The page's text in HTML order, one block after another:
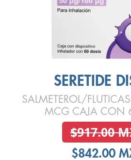
SERETIDE
SALMETEROL/
MCG CAJA CON
$917.00
$842.00